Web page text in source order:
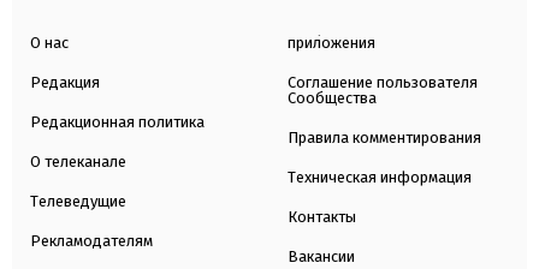
О нас
Редакция
Редакционная политика
О телеканале
Телеведущие
Рекламодателям
приложения
Соглашение пользователя
Сообщества
Правила комментирования
Техническая информация
Контакты
Вакансии